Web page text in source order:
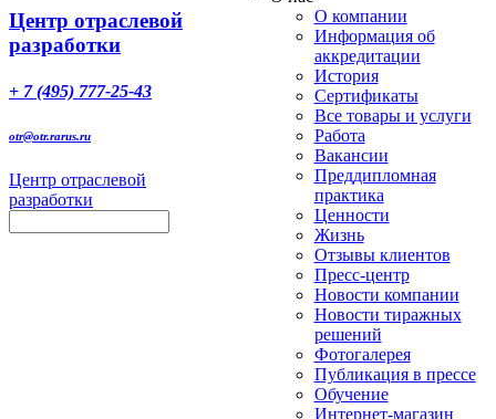
Центр отраслевой
разработки
+ 7 (495) 777-25-43
otr@otr.rarus.ru
Центр отраслевой
разработки
О компании
Информация об
аккредитации
История
Сертификаты
Все товары и услуги
Работа
Вакансии
Преддипломная
практика
Ценности
Жизнь
Отзывы клиентов
Пресс-центр
Новости компании
Новости тиражных
решений
Фотогалерея
Публикация в прессе
Обучение
Интернет-магазин